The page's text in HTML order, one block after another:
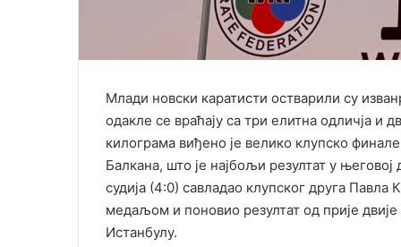
Млади новски каратисти остварили су
одакле се враћају са три елитна одличја и
килограма виђено је велико клупско
Балкана, што је најбољи резултат у
судија (4:0) савладао клупског друга
медаљом и поновио резултат од прије
Истанбулу.